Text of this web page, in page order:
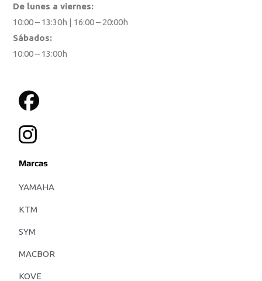
De lunes a viernes:
10:00 – 13:30h | 16:00 – 20:00h
Sábados:
10:00 – 13:00h
Marcas
YAMAHA
KTM
SYM
MACBOR
KOVE